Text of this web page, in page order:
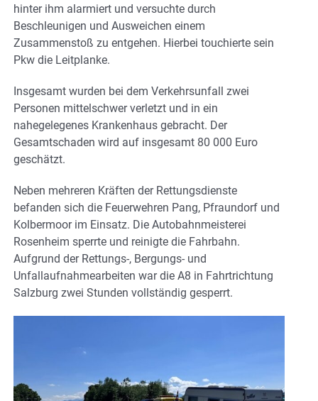
hinter ihm alarmiert und versuchte durch
Beschleunigen und Ausweichen einem
Zusammenstoß zu entgehen. Hierbei touchierte sein
Pkw die Leitplanke.
Insgesamt wurden bei dem Verkehrsunfall zwei
Personen mittelschwer verletzt und in ein
nahegelegenes Krankenhaus gebracht. Der
Gesamtschaden wird auf insgesamt 80 000 Euro
geschätzt.
Neben mehreren Kräften der Rettungsdienste
befanden sich die Feuerwehren Pang, Pfraundorf und
Kolbermoor im Einsatz. Die Autobahnmeisterei
Rosenheim sperrte und reinigte die Fahrbahn.
Aufgrund der Rettungs-, Bergungs- und
Unfallaufnahmearbeiten war die A8 in Fahrtrichtung
Salzburg zwei Stunden vollständig gesperrt.